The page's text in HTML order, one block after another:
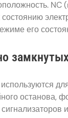
NC
его
останова,